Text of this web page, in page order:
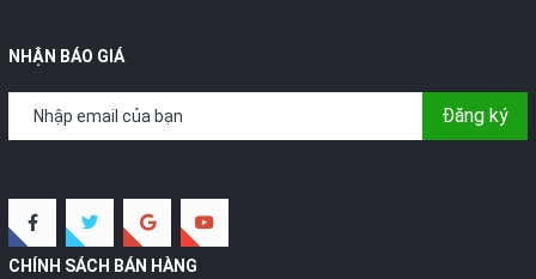
NHẬN BÁO GIÁ
Đăng ký
CHÍNH SÁCH BÁN HÀNG